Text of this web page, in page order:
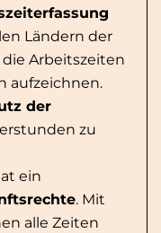
Ländern der
Arbeitszeiten
aufzeichnen.
der
zu
ein
. Mit
alle Zeiten